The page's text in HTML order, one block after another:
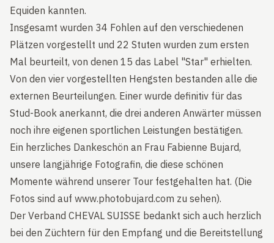
Equiden kannten.
Insgesamt wurden 34 Fohlen auf den verschiedenen
Plätzen vorgestellt und 22 Stuten wurden zum ersten
Mal beurteilt, von denen 15 das Label "Star" erhielten.
Von den vier vorgestellten Hengsten bestanden alle die
externen Beurteilungen. Einer wurde definitiv für das
Stud-Book anerkannt, die drei anderen Anwärter müssen
noch ihre eigenen sportlichen Leistungen bestätigen.
Ein herzliches Dankeschön an Frau Fabienne Bujard,
unsere langjährige Fotografin, die diese schönen
Momente während unserer Tour festgehalten hat. (Die
Fotos sind auf www.photobujard.com zu sehen).
Der Verband CHEVAL SUISSE bedankt sich auch herzlich
bei den Züchtern für den Empfang und die Bereitstellung